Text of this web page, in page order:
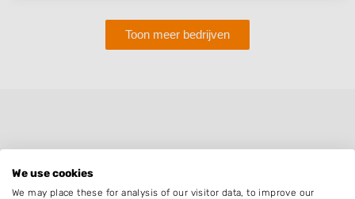
Toon meer bedrijven
Snel de juiste hovenier in Wijk aan
Zee vinden?
We use cookies
We may place these for analysis of our visitor data, to improve our